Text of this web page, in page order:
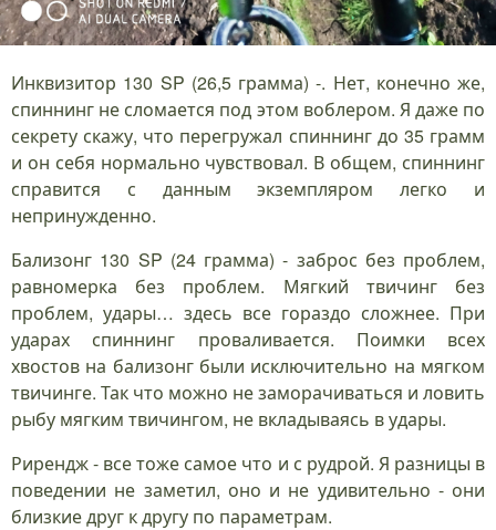
Инквизитор 130 SP (26,5 грамма) -. Нет, конечно же,
спиннинг не сломается под этом воблером. Я даже по
секрету скажу, что перегружал спиннинг до 35 грамм
и он себя нормально чувствовал. В общем, спиннинг
справится с данным экземпляром легко и
непринужденно.
Бализонг 130 SP (24 грамма) - заброс без проблем,
равномерка без проблем. Мягкий твичинг без
проблем, удары… здесь все гораздо сложнее. При
ударах спиннинг проваливается. Поимки всех
хвостов на бализонг были исключительно на мягком
твичинге. Так что можно не заморачиваться и ловить
рыбу мягким твичингом, не вкладываясь в удары.
Рирендж - все тоже самое что и с рудрой. Я разницы в
поведении не заметил, оно и не удивительно - они
близкие друг к другу по параметрам.